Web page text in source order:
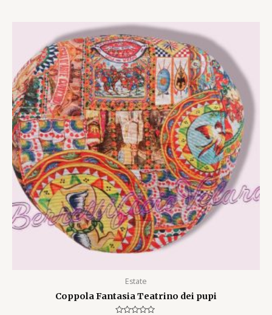
Estate
Coppola Fantasia Teatrino dei pupi